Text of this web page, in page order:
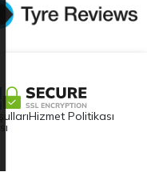
Hizmet Politikası